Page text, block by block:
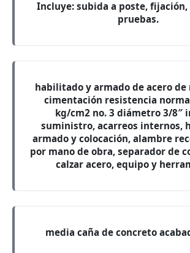
Incluye: subida a poste, fijación,
pruebas.
habilitado y armado de acero de
cimentación resistencia
kg/cm2 no. 3 diámetro 3/8″
suministro, acarreos internos,
armado y colocación, alambre
por mano de obra, separador de
calzar acero, equipo y
media caña de concreto